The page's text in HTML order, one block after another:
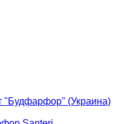
"Будфарфор" (Украина)